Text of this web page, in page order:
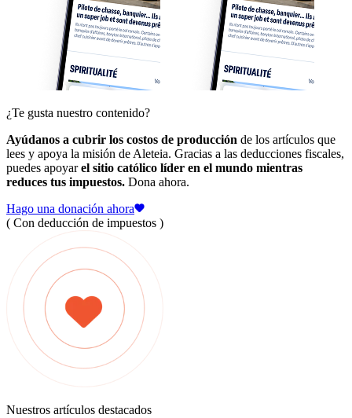
¿Te gusta nuestro contenido?
Ayúdanos a cubrir los costos de producción de los artículos que
lees y apoya la misión de Aleteia. Gracias a las deducciones fiscales,
puedes apoyarel sitio católico líder en el mundo mientras
reduces tus impuestos. Dona ahora.
Hago una donación ahora
( Con deducción de impuestos )
Nuestros artículos destacados